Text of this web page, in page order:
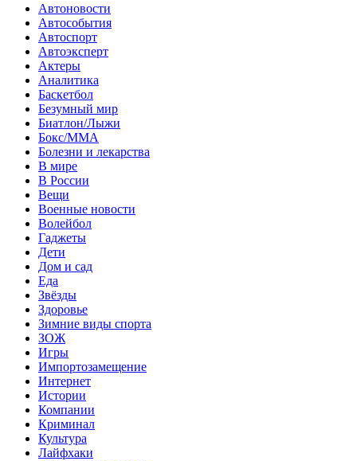
Автоновости
Автособытия
Автоспорт
Автоэксперт
Актеры
Аналитика
Баскетбол
Безумный мир
Биатлон/Лыжи
Бокс/MMA
Болезни и лекарства
В мире
В России
Вещи
Военные новости
Волейбол
Гаджеты
Дети
Дом и сад
Еда
Звёзды
Здоровье
Зимние виды спорта
ЗОЖ
Игры
Импортозамещение
Интернет
Истории
Компании
Криминал
Культура
Лайфхаки